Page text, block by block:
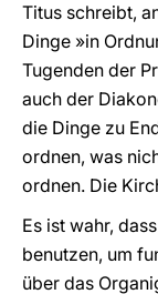
Titus schreibt,
Dinge »in
Tugenden der
auch der
die Dinge zu
ordnen, was
ordnen. Die
Es ist wahr,
benutzen, um
über das